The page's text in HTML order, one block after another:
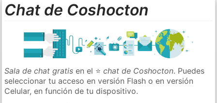
Chat de Coshocton
Sala de chat gratis en el ⭐chat de Coshocton. Puedes
seleccionar tu acceso en versión Flash o en versión
Celular, en función de tu dispositivo.